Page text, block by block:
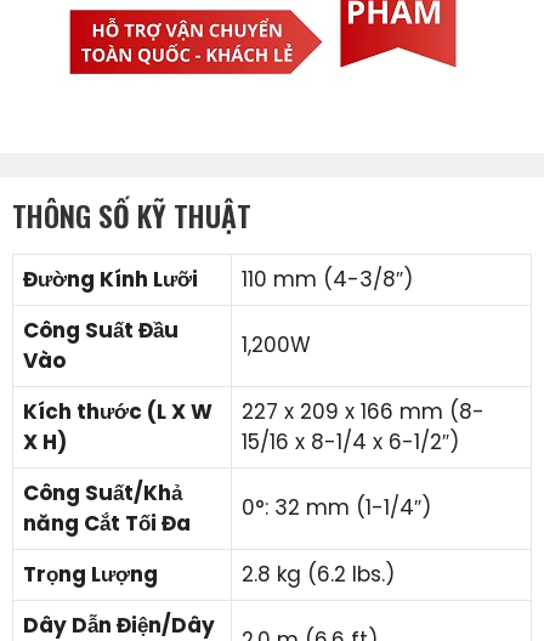
THÔNG SỐ KỸ THUẬT
Đường Kính Lưỡi
110 mm (4-3/8″)
Công Suất Đầu
Vào
1,200W
Kích thước (L X W
X H)
227 x 209 x 166 mm (8-
15/16 x 8-1/4 x 6-1/2″)
Công Suất/Khả
năng Cắt Tối Đa
0°: 32 mm (1-1/4″)
Trọng Lượng
2.8 kg (6.2 lbs.)
Dây Dẫn Điện/Dây